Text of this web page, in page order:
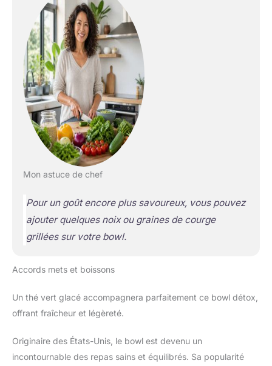
Mon astuce de chef
Pour un goût encore plus savoureux, vous pouvez
ajouter quelques noix ou graines de courge
grillées sur votre bowl.
Accords mets et boissons
Un thé vert glacé accompagnera parfaitement ce bowl détox,
offrant fraîcheur et légèreté.
Originaire des États-Unis, le bowl est devenu un
incontournable des repas sains et équilibrés. Sa popularité